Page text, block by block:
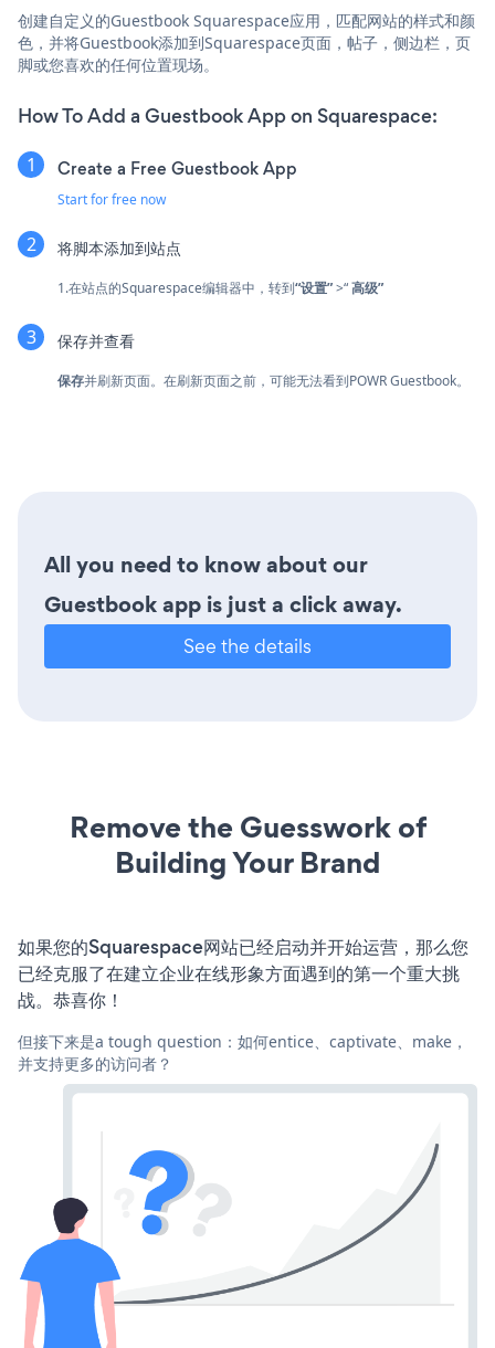
创建自定义的Guestbook Squarespace应用，匹配网站的样式和颜
色，并将Guestbook添加到Squarespace页面，帖子，侧边栏，页
脚或您喜欢的任何位置现场。
How To Add a Guestbook App on Squarespace:
Create a Free Guestbook App
Start for free now
将脚本添加到站点
1.在站点的Squarespace编辑器中，转到“设置”>“高级”
保存并查看
保存并刷新页面。在刷新页面之前，可能无法看到POWR Guestbook。
All you need to know about our
Guestbook app is just a click away.
See the details
Remove the Guesswork of
Building Your Brand
如果您的Squarespace网站已经启动并开始运营，那么您
已经克服了在建立企业在线形象方面遇到的第一个重大挑
战。恭喜你！
但接下来是a tough question：如何entice、captivate、make，
并支持更多的访问者？